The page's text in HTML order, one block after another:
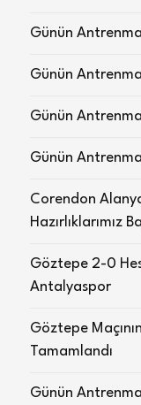
Günün
Günün
Günün
Günün
Corendon
Hazırlıklarımız
Göztepe 2-0
Antalyaspor
Göztepe
Tamamlandı
Günün